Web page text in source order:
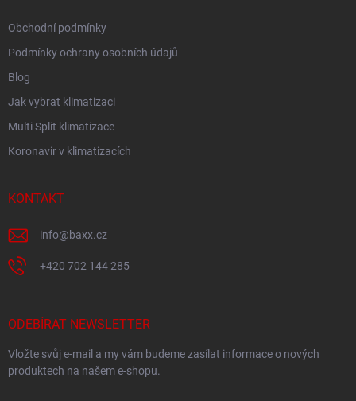
Obchodní podmínky
Podmínky ochrany osobních údajů
Blog
Jak vybrat klimatizaci
Multi Split klimatizace
Koronavir v klimatizacích
KONTAKT
info@baxx.cz
+420 702 144 285
ODEBÍRAT NEWSLETTER
Vložte svůj e-mail a my vám budeme zasílat informace o nových
produktech na našem e-shopu.